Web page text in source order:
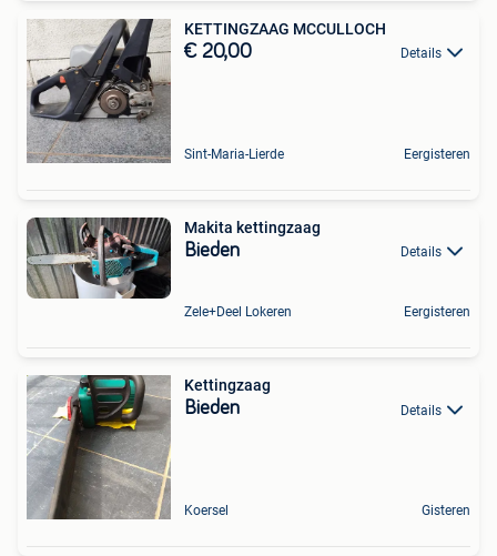
KETTINGZAAG MCCULLOCH
€ 20,00 Details
Sint-Maria-Lierde Eergisteren
Makita kettingzaag
Bieden Details
Zele+Deel Lokeren Eergisteren
Kettingzaag
Bieden Details
Koersel Gisteren